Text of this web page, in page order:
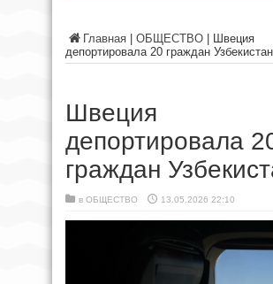
Главная ОБЩЕСТВО
Швеция
депортировала 20 граждан
Швеция
депортировала
граждан
в ОБЩЕСТВО 13.05.2026 22:10